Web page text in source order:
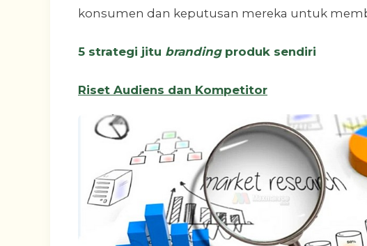
konsumen dan keputusan mereka untuk
5 strategi jitu brandingproduk sendiri
Riset Audiens dan Kompetitor